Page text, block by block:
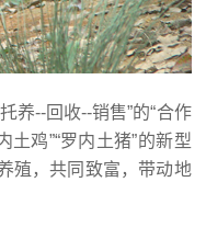
托养--回收--销售”的“合作
土鸡”“罗内土猪”的新型
殖，共同致富，带动地